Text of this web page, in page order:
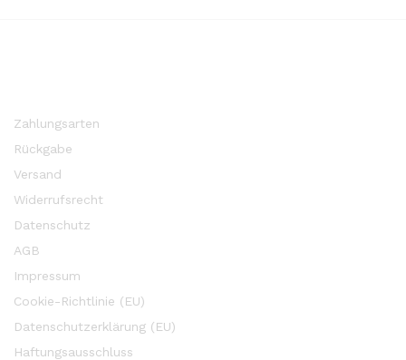
Zahlungsarten
Rückgabe
Versand
Widerrufsrecht
Datenschutz
AGB
Impressum
Cookie-Richtlinie (EU)
Datenschutzerklärung (EU)
Haftungsausschluss